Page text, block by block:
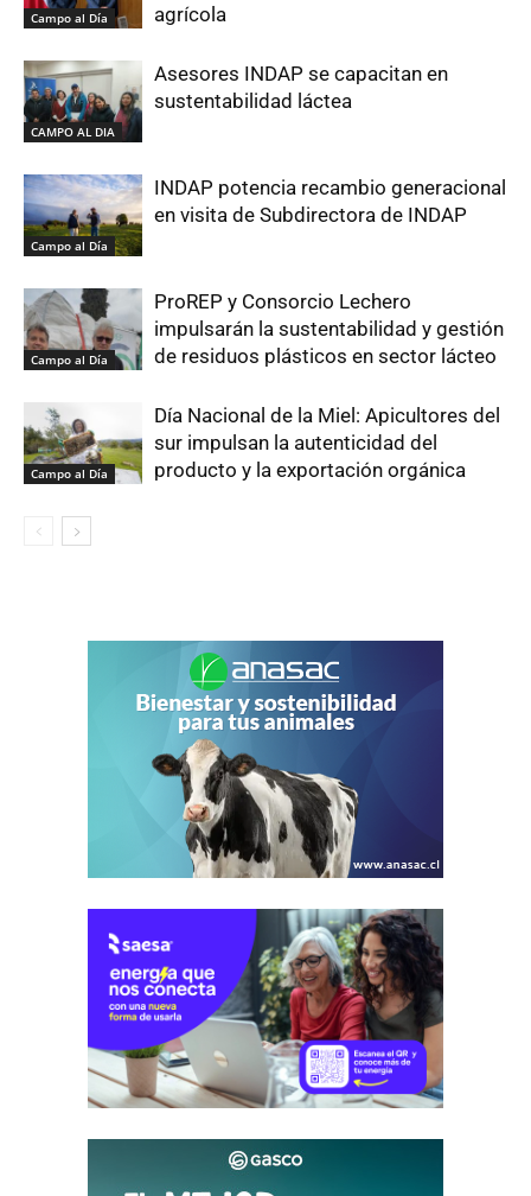
Campo al Día
agrícola
CAMPO AL DIA
Asesores INDAP se capacitan en
sustentabilidad láctea
Campo al Día
INDAP potencia recambio generacional
en visita de Subdirectora de INDAP
Campo al Día
ProREP y Consorcio Lechero
impulsarán la sustentabilidad y gestión
de residuos plásticos en sector lácteo
Campo al Día
Día Nacional de la Miel: Apicultores del
sur impulsan la autenticidad del
producto y la exportación orgánica